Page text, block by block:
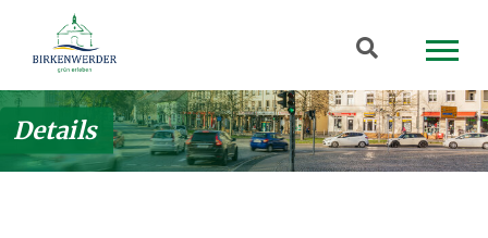
Zum Hauptinhalt springen
Suchbegriff
Details